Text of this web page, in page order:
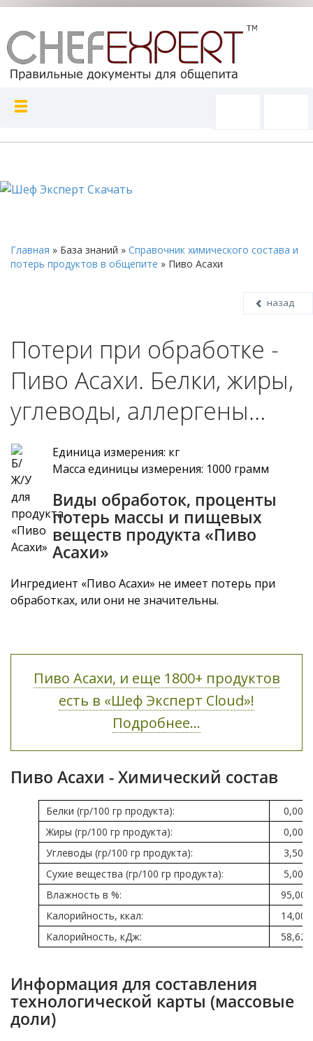
Главная » База знаний » Справочник химического состава и
потерь продуктов в общепите » Пиво Асахи
назад
Потери при обработке -
Пиво Асахи. Белки, жиры,
углеводы, аллергены…
Единица измерения: кг
Масса единицы измерения: 1000 грамм
Виды обработок, проценты
потерь массы и пищевых
веществ продукта «Пиво
Асахи»
Ингредиент «Пиво Асахи» не имеет потерь при
обработках, или они не значительны.
Пиво Асахи, и еще 1800+ продуктов
есть в «Шеф Эксперт Cloud»!
Подробнее...
Пиво Асахи - Химический состав
Белки (гр/100 гр продукта):
0,00
Жиры (гр/100 гр продукта):
0,00
Углеводы (гр/100 гр продукта):
3,50
Сухие вещества (гр/100 гр продукта):
5,00
Влажность в %:
95,00
Калорийность, ккал:
14,00
Калорийность, кДж:
58,62
Информация для составления
технологической карты (массовые
доли)